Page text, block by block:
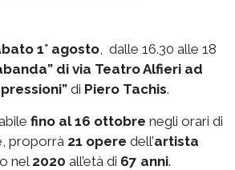
1° agosto , dalle 16.30 alle 18
di via Teatro Alfieri ad
di Piero Tachis.
fino al 16 ottobre negli orari di
proporrà 21 opere dell’artista
nel 2020 all’età di 67 anni.